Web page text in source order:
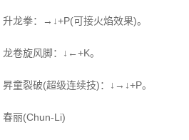
升龙拳：→↓+P(可接火焰效果)。
龙卷旋风脚：↓←+K。
昇童裂破(超级连续技)：↓→↓+P。
春丽(Chun-Li)